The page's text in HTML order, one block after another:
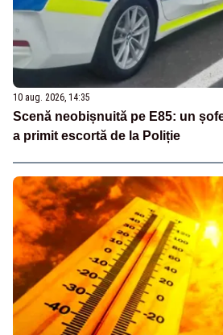
10 aug. 2026, 14:35
Scenă neobișnuită pe E85: un
a primit escortă de la Poliție